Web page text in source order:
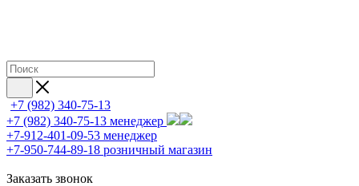
+7 (982) 340-75-13
+7 (982) 340-75-13 менеджер
+7-912-401-09-53 менеджер
+7-950-744-89-18 розничный магазин
Заказать звонок